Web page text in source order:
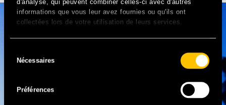
d'analyse, qui peuvent combiner celles-ci avec d'autres
informations que vous leur avez fournies ou qu'ils ont
collectées lors de votre utilisation de leurs services.
duNécessaires
Préférences